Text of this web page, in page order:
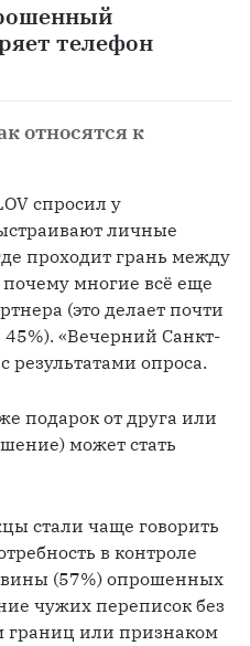
телефон
относятся к
спросил у
личные
проходит грань между
многие всё еще
(это делает почти
«Вечерний Санкт-
результатами опроса.
подарок от друга или
может стать
стали чаще говорить
в контроле
(57%) опрошенных
чужих переписок без
или признаком